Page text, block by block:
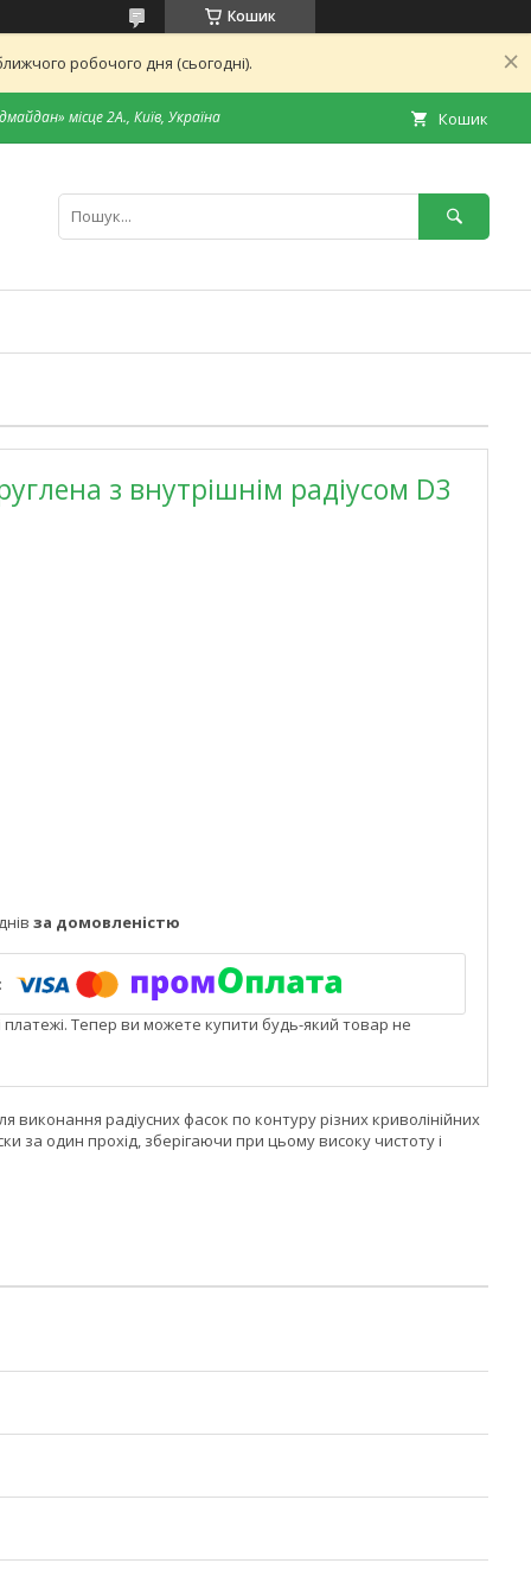
Кошик
робочого дня (сьогодні).
місце 2А., Київ, Україна Кошик
з внутрішнім радіусом D3
за домовленістю
платежі. Тепер ви можете купити будь-який товар не
виконання радіусних фасок по контуру різних криволінійних
за один прохід, зберігаючи при цьому високу чистоту і